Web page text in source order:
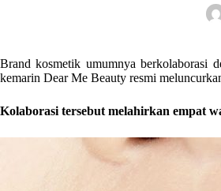
Brand kosmetik umumnya berkolaborasi
kemarin Dear Me Beauty resmi
Kolaborasi tersebut melahirkan empat